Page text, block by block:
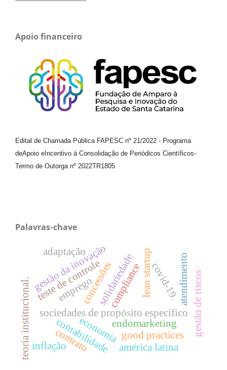
Apoio financeiro
Edital de Chamada Pública FAPESC nº 21/2022 - Programa
deApoio e Incentivo à Consolidação de Periódicos Científicos-
Termo de Outorga nº 2022TR1805
Palavras-chave
covid-19.
concessões
sociedades de propósito específico
teoria institucional.teste de controle gestão de riscos
compliancelean startup
gestão da inovação
adaptação
atendimento
solidariedade
economiaendomarketing
contabilidade good practices
emprego
contrato
inflação américa latina